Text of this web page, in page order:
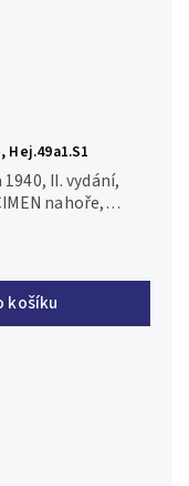
Hej.49a1.S1
košíku
II. vydání,
nahoře,